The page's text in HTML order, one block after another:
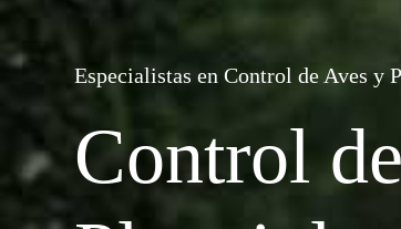
Especialistas en Control de Aves y
Control